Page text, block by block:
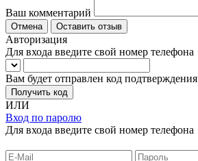
Ваш комментарий
Отмена Оставить отзыв
Авторизация
Для входа введите свой номер телефона
Вам будет отправлен код подтверждения
Получить код
ИЛИ
Вход по паролю
Для входа введите свой номер телефона